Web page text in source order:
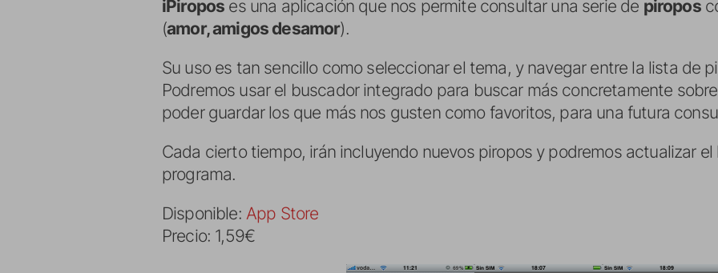
iPiropos es una aplicación que nos permite consultar una serie de piropos
(amor, amigos desamor).
Su uso es tan sencillo como seleccionar el tema, y navegar entre la lista de
Podremos usar el buscador integrado para buscar más concretamente
poder guardar los que más nos gusten como favoritos, para una futura
Cada cierto tiempo, irán incluyendo nuevos piropos y podremos actualizar
programa.
Disponible: App Store
Precio: 1,59€